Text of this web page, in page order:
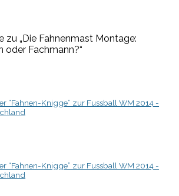
zu „Die Fahnenmast Montage:
oder Fachmann?“
“Fahnen-Knigge” zur Fussball WM 2014 -
“Fahnen-Knigge” zur Fussball WM 2014 -